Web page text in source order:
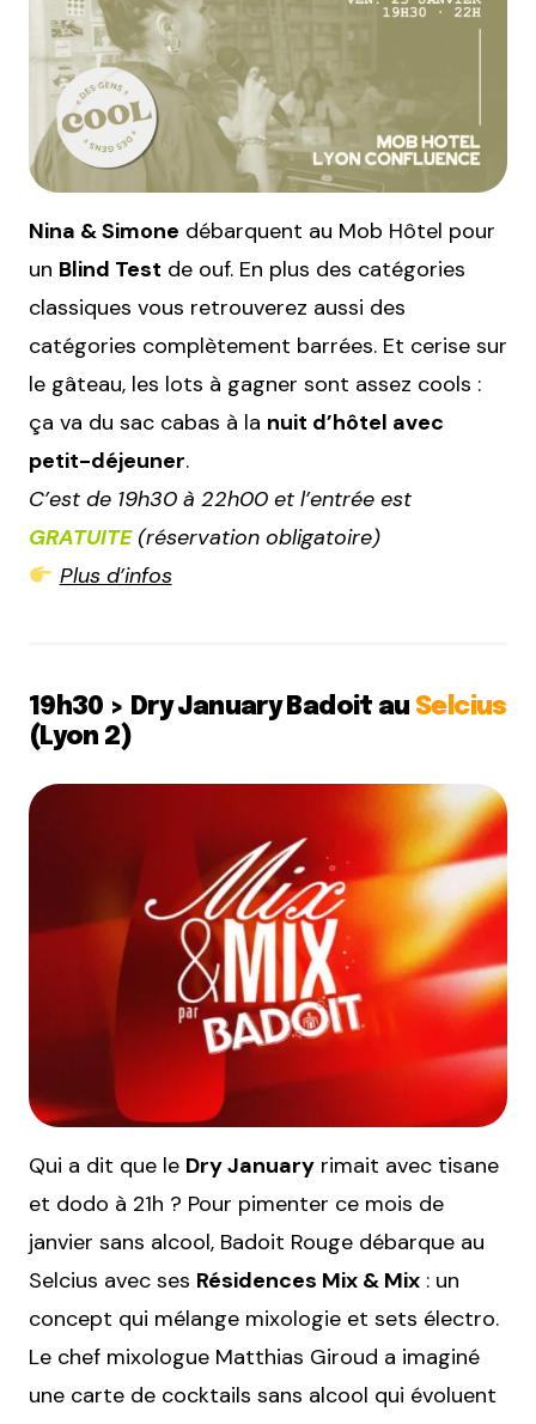
Nina & Simone débarquent au Mob Hôtel pour
un Blind Test de ouf. En plus des catégories
classiques vous retrouverez aussi des
catégories complètement barrées. Et cerise sur
le gâteau, les lots à gagner sont assez cools :
ça va du sac cabas à la nuit d’hôtel avec
petit-déjeuner.
C’est de 19h30 à 22h00 et l’entrée est
GRATUITE(réservation obligatoire)
Plus d’infos
19h30 > Dry January Badoit au Selcius
(Lyon 2)
Qui a dit que le Dry January rimait avec tisane
et dodo à 21h ? Pour pimenter ce mois de
janvier sans alcool, Badoit Rouge débarque au
Selcius avec ses Résidences Mix & Mix : un
concept qui mélange mixologie et sets électro.
Le chef mixologue Matthias Giroud a imaginé
une carte de cocktails sans alcool qui évoluent